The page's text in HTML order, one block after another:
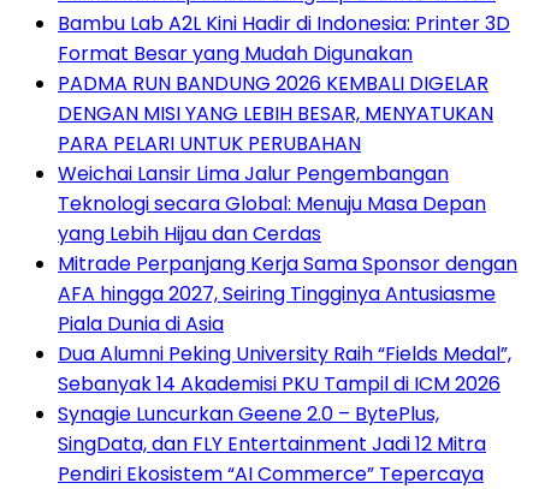
Bambu Lab A2L Kini Hadir di Indonesia: Printer 3D
Format Besar yang Mudah Digunakan
PADMA RUN BANDUNG 2026 KEMBALI DIGELAR
DENGAN MISI YANG LEBIH BESAR, MENYATUKAN
PARA PELARI UNTUK PERUBAHAN
Weichai Lansir Lima Jalur Pengembangan
Teknologi secara Global: Menuju Masa Depan
yang Lebih Hijau dan Cerdas
Mitrade Perpanjang Kerja Sama Sponsor dengan
AFA hingga 2027, Seiring Tingginya Antusiasme
Piala Dunia di Asia
Dua Alumni Peking University Raih “Fields Medal”,
Sebanyak 14 Akademisi PKU Tampil di ICM 2026
Synagie Luncurkan Geene 2.0 – BytePlus,
SingData, dan FLY Entertainment Jadi 12 Mitra
Pendiri Ekosistem “AI Commerce” Tepercaya